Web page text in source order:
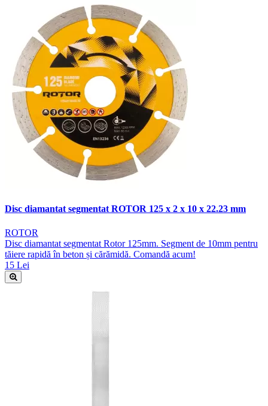
Disc diamantat segmentat ROTOR 125 x 2 x 10 x 22.23 mm
ROTOR
Disc diamantat segmentat Rotor 125mm. Segment de 10mm pentru
tăiere rapidă în beton și cărămidă. Comandă acum!
15 Lei